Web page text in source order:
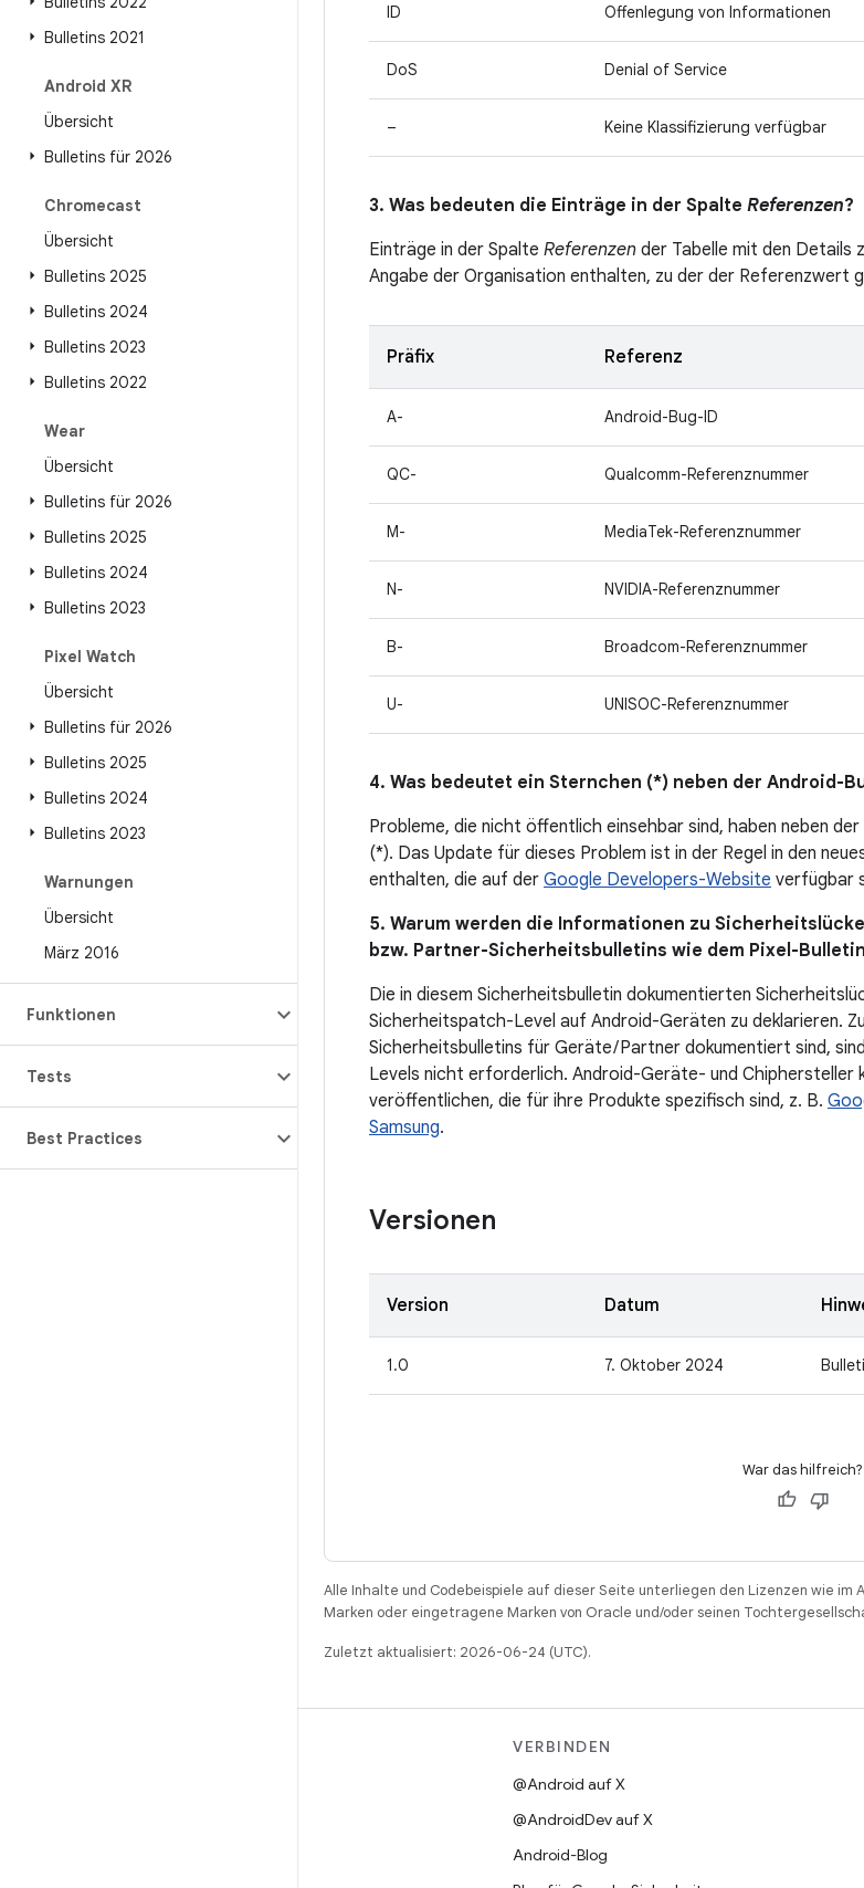
Bulletins 2021
Android XR
Übersicht
Bulletins für 2026
Chromecast
Übersicht
Bulletins 2025
Bulletins 2024
Bulletins 2023
Bulletins 2022
Wear
Übersicht
Bulletins für 2026
Bulletins 2025
Bulletins 2024
Bulletins 2023
Pixel Watch
Übersicht
Bulletins für 2026
Bulletins 2025
Bulletins 2024
Bulletins 2023
Warnungen
Übersicht
März 2016
Funktionen
Tests
Best Practices
ID Offenlegung von Informationen
DoS Denial of Service
– Keine Klassifizierung verfügbar
3. Was bedeuten die Einträge in der Spalte Referenzen?
Einträge in der Spalte Referenzen der Tabelle mit den Details
Angabe der Organisation enthalten, zu der der Referenzwert
Präfix Referenz
A- Android-Bug-ID
QC- Qualcomm-Referenznummer
M- MediaTek-Referenznummer
N- NVIDIA-Referenznummer
B- Broadcom-Referenznummer
U- UNISOC-Referenznummer
4. Was bedeutet ein Sternchen (*) neben der Android-
Probleme, die nicht öffentlich einsehbar sind, haben neben
(*). Das Update für dieses Problem ist in der Regel in den
enthalten, die auf der Google Developers-Website verfügbar
5. Warum werden die Informationen zu
bzw. Partner-Sicherheitsbulletins wie dem Pixel-
Die in diesem Sicherheitsbulletin dokumentierten
Sicherheitspatch-Level auf Android-Geräten zu deklarieren.
Sicherheitsbulletins für Geräte / Partner dokumentiert sind,
Levels nicht erforderlich. Android-Geräte- und Chiphersteller
veröffentlichen, die für ihre Produkte spezifisch sind, z. B.
Samsung.
Versionen
Version Datum
1.0 7. Oktober 2024
War das hilfreich?
Alle Inhalte und Codebeispiele auf dieser Seite unterliegen den Lizenzen wie im
Marken oder eingetragene Marken von Oracle und/oder seinen
Zuletzt aktualisiert: 2026-06-24 (UTC).
VERBINDEN
@Android auf X
@AndroidDev auf X
Android-Blog